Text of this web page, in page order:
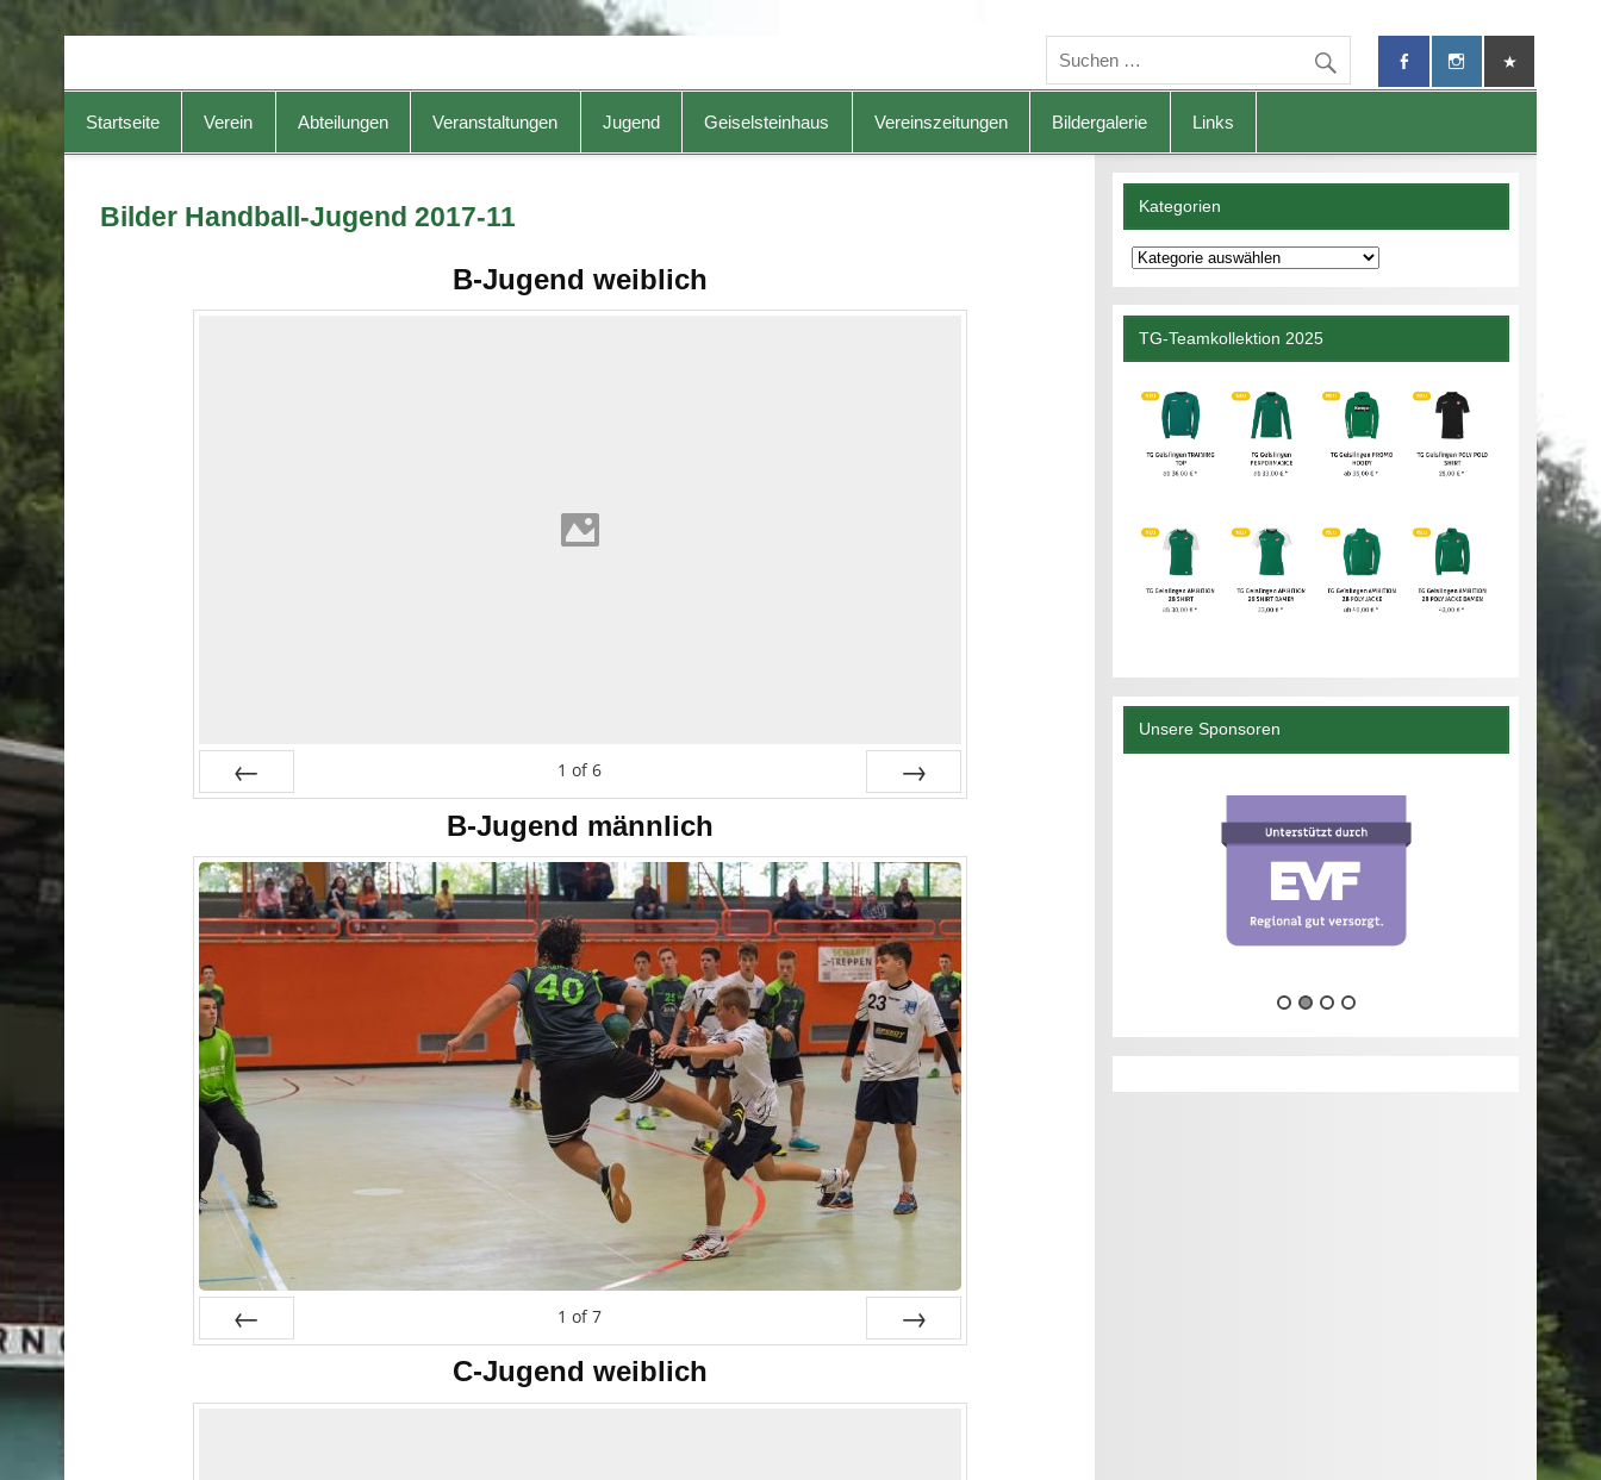
Startseite Verein Abteilungen Veranstaltungen Jugend Geiselsteinhaus Vereinszeitungen Bildergalerie Links
Bilder Handball-Jugend 2017-11
B-Jugend weiblich
1 of 6
B-Jugend männlich
1 of 7
C-Jugend weiblich
Kategorien
Kategorien
TG-Teamkollektion 2025
Unsere Sponsoren